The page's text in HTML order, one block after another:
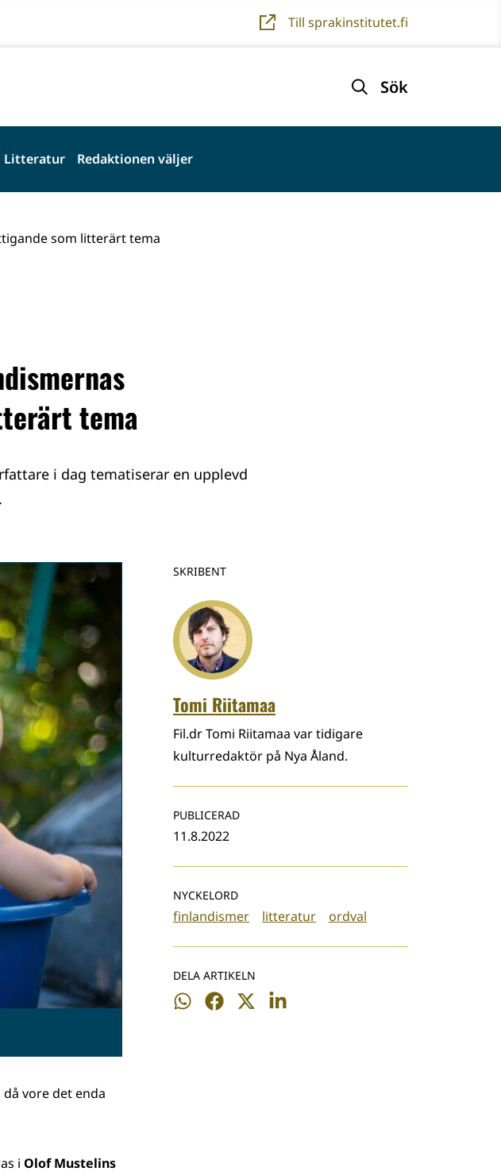
Till sprakinstitutet.fi
Sök
Litteratur Redaktionen väljer
som litterärt tema
tema
i dag tematiserar en upplevd
SKRIBENT
Tomi Riitamaa
Fil.dr Tomi Riitamaa var tidigare
kulturredaktör på Nya Åland.
PUBLICERAD
11.8.2022
NYCKELORD
finlandismer litteratur ordval
DELA ARTIKELN
Dela
Dela
Dela
Dela
vore det enda
i Olof Mustelins